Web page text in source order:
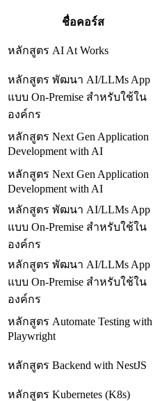
ชื่อคอร์ส
หลักสูตร AI At Works
หลักสูตร พัฒนา AI/LLMs App
แบบ On-Premise สำหรับใช้ใน
องค์กร
หลักสูตร Next Gen Application
Development with AI
หลักสูตร Next Gen Application
Development with AI
หลักสูตร พัฒนา AI/LLMs App
แบบ On-Premise สำหรับใช้ใน
องค์กร
หลักสูตร พัฒนา AI/LLMs App
แบบ On-Premise สำหรับใช้ใน
องค์กร
หลักสูตร Automate Testing with
Playwright
หลักสูตร Backend with NestJS
หลักสูตร Kubernetes (K8s)